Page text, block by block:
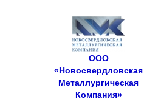
ООО
«Новосвердловская
Металлургическая
Компания»